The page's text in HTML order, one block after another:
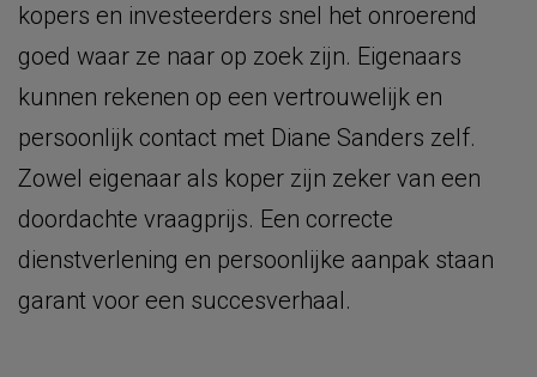
kopers en investeerders snel het onroerend
goed waar ze naar op zoek zijn. Eigenaars
kunnen rekenen op een vertrouwelijk en
persoonlijk contact met Diane Sanders zelf.
Zowel eigenaar als koper zijn zeker van een
doordachte vraagprijs. Een correcte
dienstverlening en persoonlijke aanpak staan
garant voor een succesverhaal.